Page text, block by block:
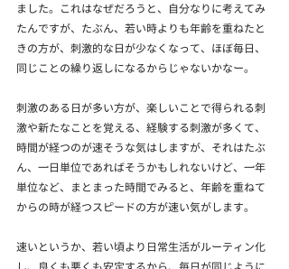
ました。これはなぜだろうと、自分なりに考えてみ
たんですが、たぶん、若い時よりも年齢を重ねたと
きの方が、刺激的な日が少なくなって、ほぼ毎日、
同じことの繰り返しになるからじゃないかなー。
刺激のある日が多い方が、楽しいことで得られる刺
激や新たなことを覚える、経験する刺激が多くて、
時間が経つのが速そうな気はしますが、それはたぶ
ん、一日単位であればそうかもしれないけど、一年
単位など、まとまった時間でみると、年齢を重ねて
からの時が経つスピードの方が速い気がします。
速いというか、若い頃より日常生活がルーティン化